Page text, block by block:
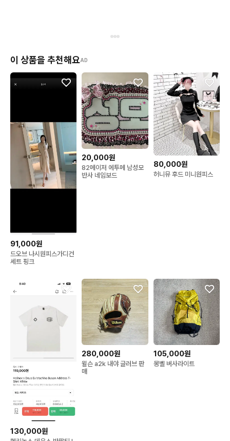
이 상품을 추천해요AD
91,000원
드오브 나시원피스가디건
세트 핑크
20,000원
82메이저 에투메 남성모
반사 네임보드
80,000원
허니뮤 후드 미니원피스
130,000원
280,000원
윌슨 a2k 내야 글러브 판
매
105,000원
몽벨 버사라이트